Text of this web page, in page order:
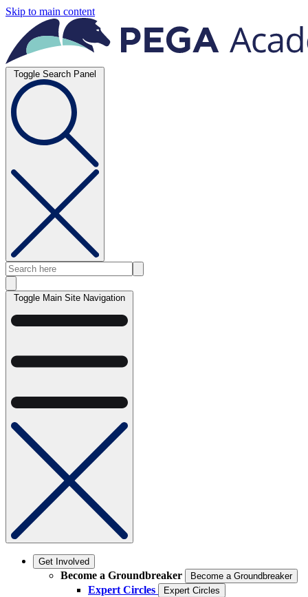
Skip to main content
Toggle Search Panel
Toggle Main Site Navigation
Get Involved
Become a Groundbreaker Become a Groundbreaker
Expert Circles Expert Circles